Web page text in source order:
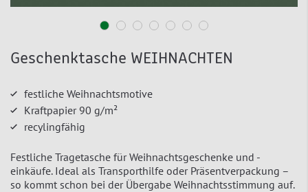
Geschenktasche WEIHNACHTEN
festliche Weihnachtsmotive
Kraftpapier 90 g/m²
recylingfähig
Festliche Tragetasche für Weihnachtsgeschenke und -
einkäufe. Ideal als Transporthilfe oder Präsentverpackung –
so kommt schon bei der Übergabe Weihnachtsstimmung auf.